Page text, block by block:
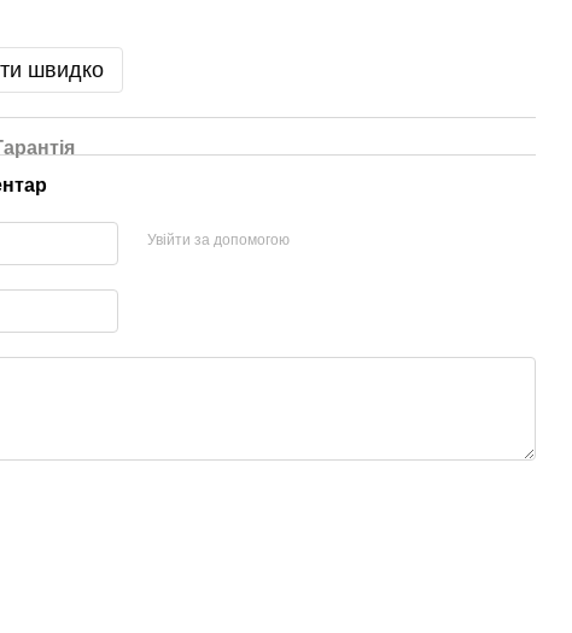
швидко
Увійти за допомогою